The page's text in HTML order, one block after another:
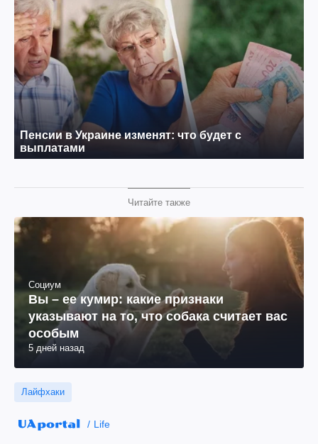
Читайте также
Социум
Вы – ее кумир: какие признаки
указывают на то, что собака считает вас
особым
5 дней назад
Лайфхаки
Life